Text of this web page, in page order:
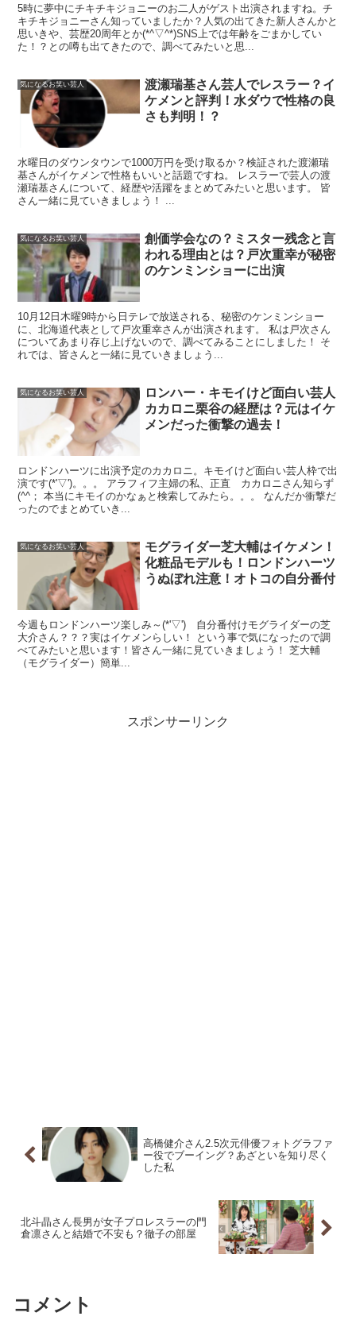
5時に夢中にチキチキジョニーのお二人がゲスト出演されますね。チ
キチキジョニーさん知っていましたか？人気の出てきた新人さんかと
思いきや、芸歴20周年とか(*^▽^*)SNS上では年齢をごまかしてい
た！？との噂も出てきたので、調べてみたいと思...
気になるお笑い芸人
渡瀬瑞基さん芸人でレスラー？イ
ケメンと評判！水ダウで性格の良
さも判明！？
水曜日のダウンタウンで1000万円を受け取るか？検証された渡瀬瑞
基さんがイケメンで性格もいいと話題ですね。 レスラーで芸人の渡
瀬瑞基さんについて、経歴や活躍をまとめてみたいと思います。 皆
さん一緒に見ていきましょう！ ...
気になるお笑い芸人
創価学会なの？ミスター残念と言
われる理由とは？戸次重幸が秘密
のケンミンショーに出演
10月12日木曜9時から日テレで放送される、秘密のケンミンショー
に、北海道代表として戸次重幸さんが出演されます。 私は戸次さん
についてあまり存じ上げないので、調べてみることにしました！ そ
れでは、皆さんと一緒に見ていきましょう...
気になるお笑い芸人
ロンハー・キモイけど面白い芸人
カカロニ栗谷の経歴は？元はイケ
メンだった衝撃の過去！
ロンドンハーツに出演予定のカカロニ。キモイけど面白い芸人枠で出
演です(*'▽')。。。 アラフィフ主婦の私、正直 カカロニさん知らず
(^^； 本当にキモイのかなぁと検索してみたら。。。 なんだか衝撃だ
ったのでまとめていき...
気になるお笑い芸人
モグライダー芝大輔はイケメン！
化粧品モデルも！ロンドンハーツ
うぬぼれ注意！オトコの自分番付
今週もロンドンハーツ楽しみ～(*'▽') 自分番付けモグライダーの芝
大介さん？？？実はイケメンらしい！ という事で気になったので調
べてみたいと思います！皆さん一緒に見ていきましょう！ 芝大輔
（モグライダー）簡単...
スポンサーリンク
高橋健介さん2.5次元俳優フォトグラファ
ー役でブーイング？あざといを知り尽く
した私
北斗晶さん長男が女子プロレスラーの門
倉凛さんと結婚で不安も？徹子の部屋
コメント